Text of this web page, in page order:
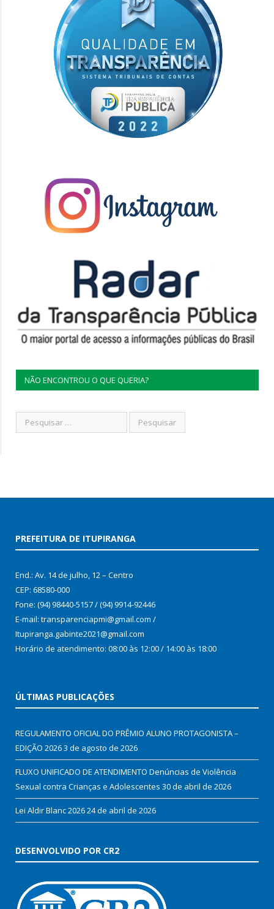
NÃO ENCONTROU O QUE QUERIA?
PREFEITURA DE ITUPIRANGA
End.: Av. 14 de julho, 12 – Centro
CEP: 68580-000
Fone: (94) 98440-5157 / (94) 9914-92446
E-mail: transparenciapmi@gmail.com /
Itupiranga.gabinte2021@gmail.com
Horário de atendimento: 08:00 às 12:00 / 14:00 às 18:00
ÚLTIMAS PUBLICAÇÕES
REGULAMENTO OFICIAL DO PRÊMIO ALUNO PROTAGONISTA –
EDIÇÃO 20263 de agosto de 2026
FLUXO UNIFICADO DE ATENDIMENTO Denúncias de Violência
Sexual contra Crianças e Adolescentes 30 de abril de 2026
Lei Aldir Blanc 202624 de abril de 2026
DESENVOLVIDO POR CR2